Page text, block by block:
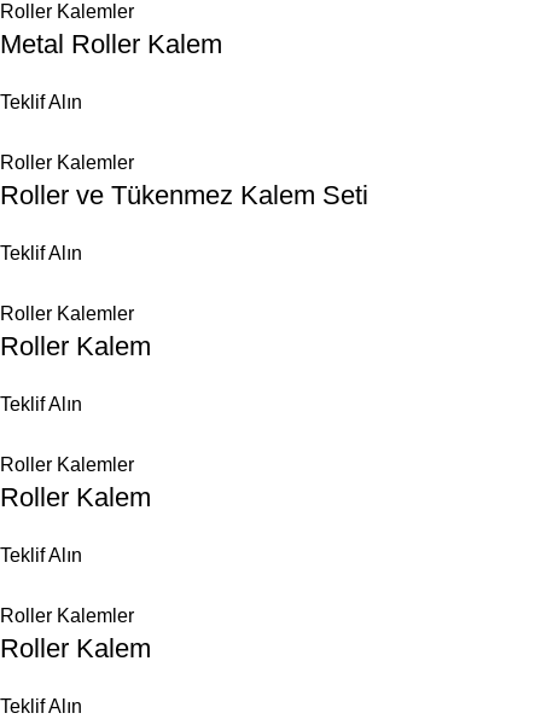
Roller Kalemler
Metal Roller Kalem
Teklif Alın
Roller Kalemler
Roller ve Tükenmez Kalem Seti
Teklif Alın
Roller Kalemler
Roller Kalem
Teklif Alın
Roller Kalemler
Roller Kalem
Teklif Alın
Roller Kalemler
Roller Kalem
Teklif Alın